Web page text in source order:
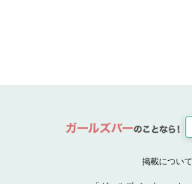
掲載について